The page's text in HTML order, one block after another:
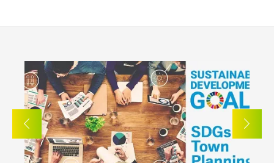
JR京浜東北線
JR埼京線
画像から探す
地域
さいたま市中央区(0)
さいたま市桜区(2)
さいたま市浦和区(0)
さいたま市南区(5)
さいたま市緑区(1)
さいたま市岩槻区(0)
川越市(3)
川口市(11)
所沢市(1)